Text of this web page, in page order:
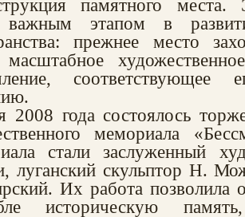
памятного места.
важным этапом в
прежнее место
масштабное
соответствующее
2008 года состоялось
мемориала
стали заслуженный
луганский скульптор Н.
Их работа позволила
историческую